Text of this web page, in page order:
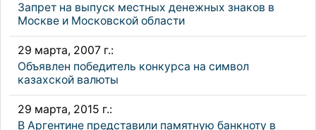
Запрет на выпуск местных денежных знаков в
Москве и Московской области
29 марта, 2007 г.:
Объявлен победитель конкурса на символ
казахской валюты
29 марта, 2015 г.:
В Аргентине представили памятную банкноту в